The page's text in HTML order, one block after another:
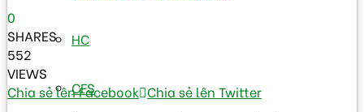
HC
CFS
0
SHARES
552
VIEWS
Chia sẻ lên Facebook Chia sẻ lên Twitter